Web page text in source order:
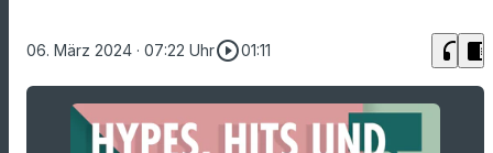
06. März 2024 · 07:22 Uhrplay_circle_outline01:11 headphones chrome_reader_mode